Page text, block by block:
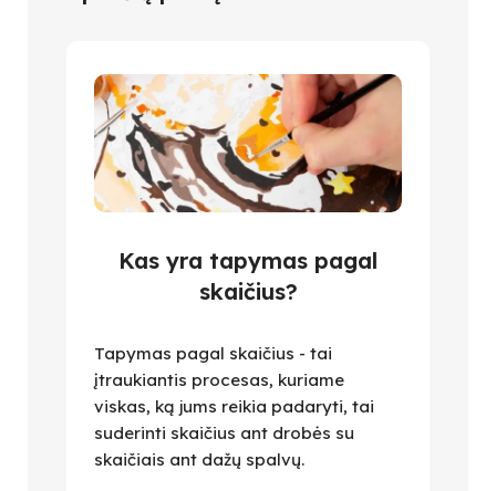
Kas yra tapymas pagal
skaičius?
Tapymas pagal skaičius - tai
įtraukiantis procesas, kuriame
viskas, ką jums reikia padaryti, tai
suderinti skaičius ant drobės su
skaičiais ant dažų spalvų.